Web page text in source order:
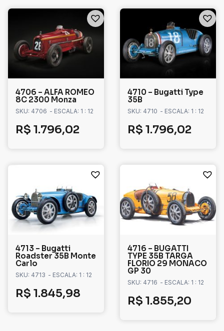
4706 – ALFA ROMEO
8C 2300 Monza
SKU: 4706 - ESCALA: 1 : 12
R$ 1.796,02
4710 – Bugatti Type
35B
SKU: 4710 - ESCALA: 1 : 12
R$ 1.796,02
4713 – Bugatti
Roadster 35B Monte
Carlo
SKU: 4713 - ESCALA: 1 : 12
R$ 1.845,98
4716 – BUGATTI
TYPE 35B TARGA
FLORIO 29 MONACO
GP 30
SKU: 4716 - ESCALA: 1 : 12
R$ 1.855,20